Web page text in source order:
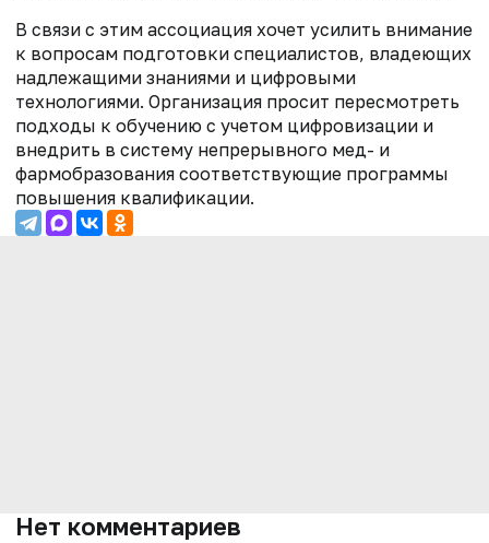
В связи с этим ассоциация хочет усилить внимание
к вопросам подготовки специалистов, владеющих
надлежащими знаниями и цифровыми
технологиями. Организация просит пересмотреть
подходы к обучению с учетом цифровизации и
внедрить в систему непрерывного мед- и
фармобразования соответствующие программы
повышения квалификации.
Нет комментариев